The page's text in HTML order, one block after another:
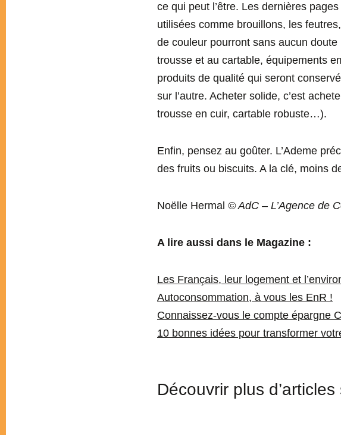
ce qui peut l’être. Les dernières
utilisées comme brouillons, les
de couleur pourront sans aucun doute
trousse et au cartable, équipements
produits de qualité qui seront
sur l’autre. Acheter solide, c’est
trousse en cuir, cartable robuste…).
Enfin, pensez au goûter. L’Ademe
des fruits ou biscuits. A la clé, moins
Noëlle Hermal © AdC – L’Agence de
A lire aussi dans le Magazine :
Les Français, leur logement et
Autoconsommation, à vous les EnR !
Connaissez-vous le compte épargne
10 bonnes idées pour transformer
Découvrir plus d’articles